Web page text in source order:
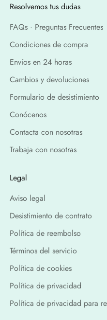
Resolvemos tus dudas
FAQs · Preguntas Frecuentes
Condiciones de compra
Envíos en 24 horas
Cambios y devoluciones
Formulario de desistimiento
Conócenos
Contacta con nosotras
Trabaja con nosotras
Legal
Aviso legal
Desistimiento de contrato
Política de reembolso
Términos del servicio
Política de cookies
Política de privacidad
Política de privacidad para